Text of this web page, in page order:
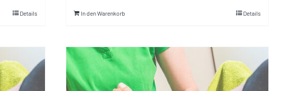
Details In den Warenkorb Details